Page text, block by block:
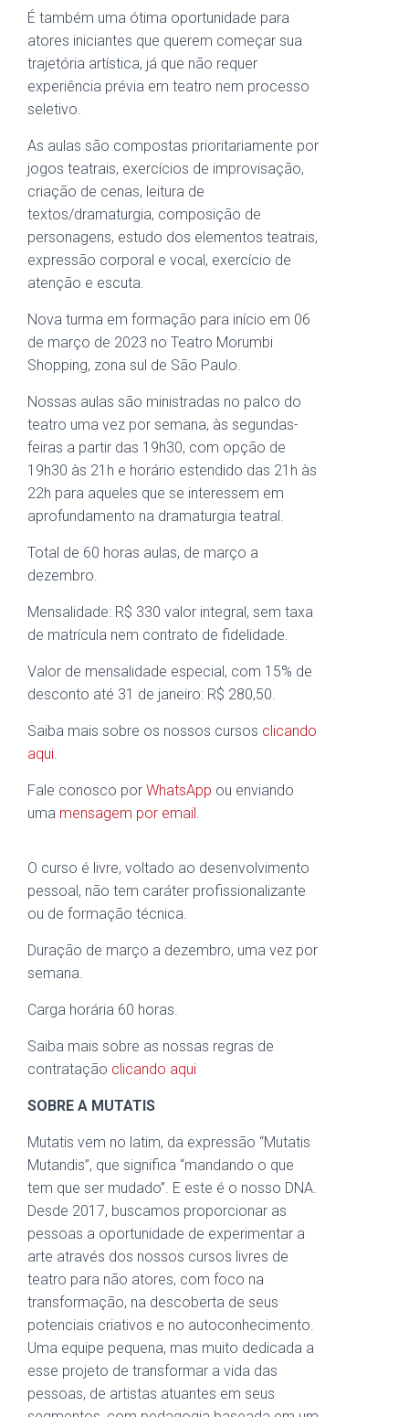
É também uma ótima oportunidade para
atores iniciantes que querem começar sua
trajetória artística, já que não requer
experiência prévia em teatro nem processo
seletivo.
As aulas são compostas prioritariamente por
jogos teatrais, exercícios de improvisação,
criação de cenas, leitura de
textos/dramaturgia, composição de
personagens, estudo dos elementos teatrais,
expressão corporal e vocal, exercício de
atenção e escuta.
Nova turma em formação para início em 06
de março de 2023 no Teatro Morumbi
Shopping, zona sul de São Paulo.
Nossas aulas são ministradas no palco do
teatro uma vez por semana, às segundas-
feiras a partir das 19h30, com opção de
19h30 às 21h e horário estendido das 21h às
22h para aqueles que se interessem em
aprofundamento na dramaturgia teatral.
Total de 60 horas aulas, de março a
dezembro.
Mensalidade: R$ 330 valor integral, sem taxa
de matrícula nem contrato de fidelidade.
Valor de mensalidade especial, com 15% de
desconto até 31 de janeiro: R$ 280,50.
Saiba mais sobre os nossos cursos clicando
aqui.
Fale conosco por WhatsApp ou enviando
uma mensagem por email.
O curso é livre, voltado ao desenvolvimento
pessoal, não tem caráter profissionalizante
ou de formação técnica.
Duração de março a dezembro, uma vez por
semana.
Carga horária 60 horas.
Saiba mais sobre as nossas regras de
contratação clicando aqui
SOBRE A MUTATIS
Mutatis vem no latim, da expressão “Mutatis
Mutandis”, que significa “mandando o que
tem que ser mudado”. E este é o nosso DNA.
Desde 2017, buscamos proporcionar as
pessoas a oportunidade de experimentar a
arte através dos nossos cursos livres de
teatro para não atores, com foco na
transformação, na descoberta de seus
potenciais criativos e no autoconhecimento.
Uma equipe pequena, mas muito dedicada a
esse projeto de transformar a vida das
pessoas, de artistas atuantes em seus